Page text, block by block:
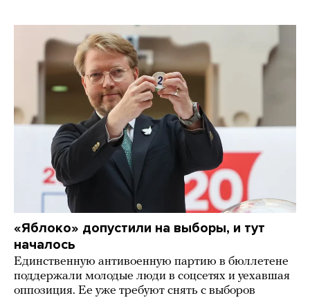
«Яблоко» допустили на выборы, и тут
началось
Единственную антивоенную партию в бюллетене
поддержали молодые люди в соцсетях и уехавшая
оппозиция. Ее уже требуют снять с выборов